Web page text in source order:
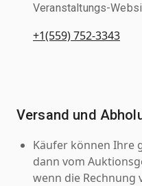
Veranstaltungs-
+1(559) 752-3343
Versand und
Käufer können Ihre
dann vom
wenn die Rechnung